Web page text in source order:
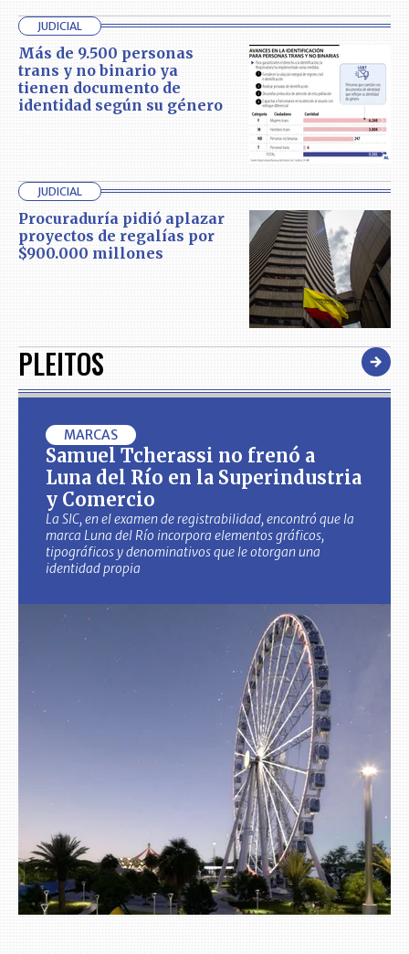
JUDICIAL
Más de 9.500 personas
trans y no binario ya
tienen documento de
identidad según su género
JUDICIAL
Procuraduría pidió aplazar
proyectos de regalías por
$900.000 millones
PLEITOS
MARCAS
Samuel Tcherassi no frenó a
Luna del Río en la Superindustria
y Comercio
La SIC, en el examen de registrabilidad, encontró que la
marca Luna del Río incorpora elementos gráficos,
tipográficos y denominativos que le otorgan una
identidad propia